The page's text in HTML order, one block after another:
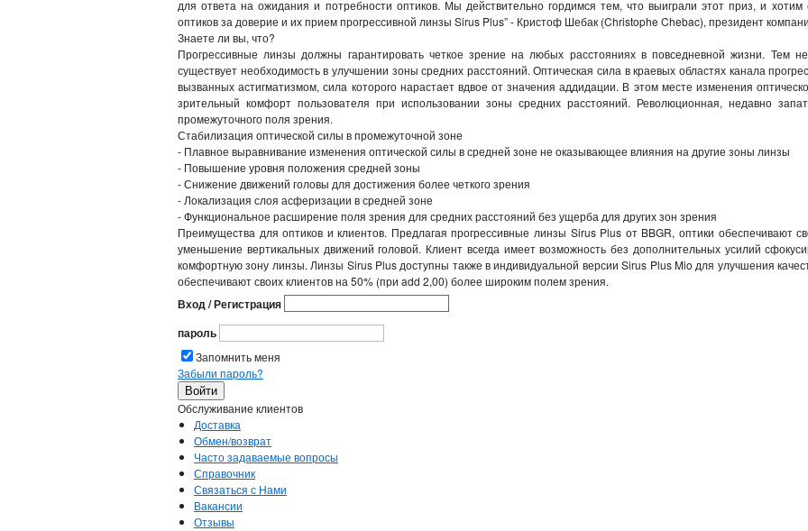
для ответа на ожидания и потребности оптиков. Мы действительно гордимся тем, что выиграли этот приз, и
оптиков за доверие и их прием прогрессивной линзы Sirus Plus” - Кристоф Шебак (Christophe Chebac), президент
Знаете ли вы, что?
Прогрессивные линзы должны гарантировать четкое зрение на любых расстояниях в повседневной жизни. Тем
существует необходимость в улучшении зоны средних расстояний. Оптическая сила в краевых областях канала
вызванных астигматизмом, сила которого нарастает вдвое от значения аддидации. В этом месте изменения
зрительный комфорт пользователя при использовании зоны средних расстояний. Революционная, недавно
промежуточного поля зрения.
Стабилизация оптической силы в промежуточной зоне
- Плавное выравнивание изменения оптической силы в средней зоне не оказывающее влияния на другие зоны линзы
- Повышение уровня положения средней зоны
- Снижение движений головы для достижения более четкого зрения
- Локализация слоя асферизации в средней зоне
- Функциональное расширение поля зрения для средних расстояний без ущерба для других зон зрения
Преимущества для оптиков и клиентов. Предлагая прогрессивные линзы Sirus Plus от BBGR, оптики обеспечивают
уменьшение вертикальных движений головой. Клиент всегда имеет возможность без дополнительных усилий
комфортную зону линзы. Линзы Sirus Plus доступны также в индивидуальной версии Sirus Plus Mio для улучшения
обеспечивают своих клиентов на 50% (при add 2,00) более широким полем зрения.
Вход / Регистрация
пароль
Запомнить меня
Забыли пароль?
Обслуживание клиентов
Доставка
Обмен/возврат
Часто задаваемые вопросы
Справочник
Связаться с Нами
Вакансии
Отзывы